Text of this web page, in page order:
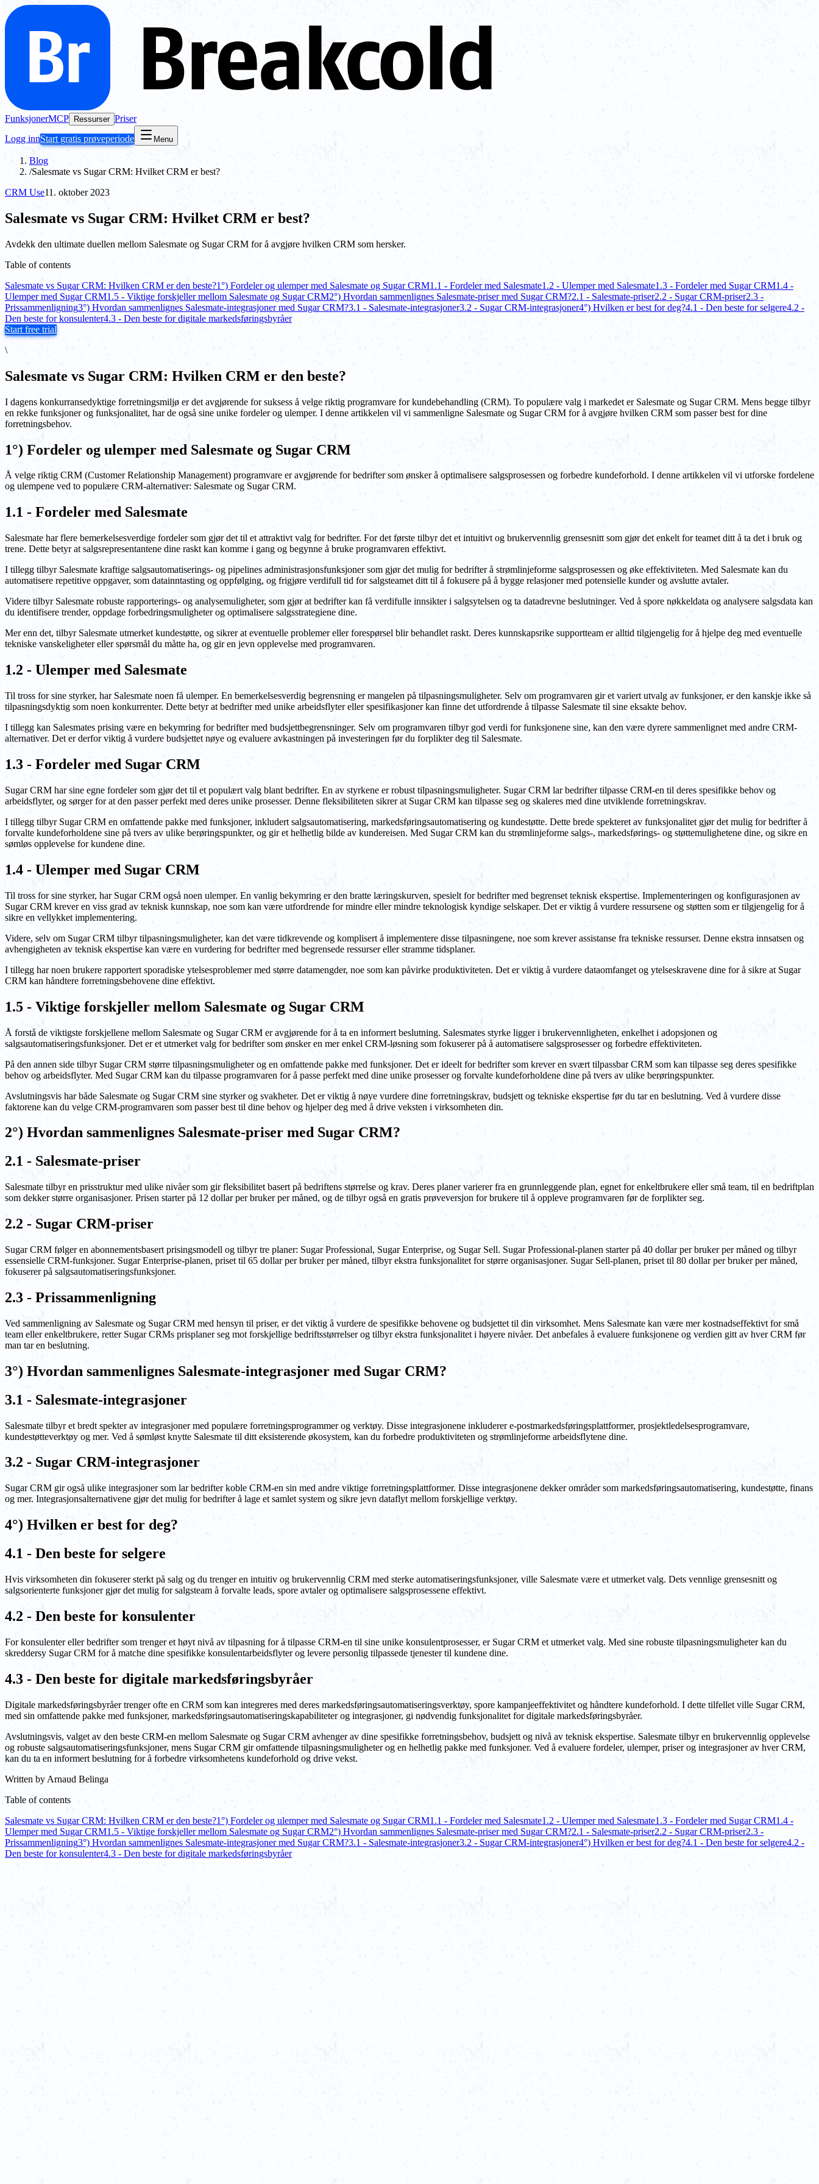
FunksjonerMCP Ressurser Priser
Logg innStart gratis prøveperiode Menu
Blog
/Salesmate vs Sugar CRM: Hvilket CRM er best?
CRM Use11. oktober 2023
Salesmate vs Sugar CRM: Hvilket CRM er best?
Avdekk den ultimate duellen mellom Salesmate og Sugar CRM for å avgjøre hvilken CRM som hersker.
Table of contents
Salesmate vs Sugar CRM: Hvilken CRM er den beste?1°) Fordeler og ulemper med Salesmate og Sugar CRM1.1 - Fordeler med Salesmate1.2 - Ulemper med Salesmate1.3 - Fordeler med Sugar CRM1.4 -
Ulemper med Sugar CRM1.5 - Viktige forskjeller mellom Salesmate og Sugar CRM2°) Hvordan sammenlignes Salesmate-priser med Sugar CRM?2.1 - Salesmate-priser2.2 - Sugar CRM-priser2.3 -
Prissammenligning3°) Hvordan sammenlignes Salesmate-integrasjoner med Sugar CRM?3.1 - Salesmate-integrasjoner3.2 - Sugar CRM-integrasjoner4°) Hvilken er best for deg?4.1 - Den beste for selgere4.2 -
Den beste for konsulenter4.3 - Den beste for digitale markedsføringsbyråer
Start free trial
\
Salesmate vs Sugar CRM: Hvilken CRM er den beste?
I dagens konkurransedyktige forretningsmiljø er det avgjørende for suksess å velge riktig programvare for kundebehandling (CRM). To populære valg i markedet er Salesmate og Sugar CRM. Mens begge tilbyr
en rekke funksjoner og funksjonalitet, har de også sine unike fordeler og ulemper. I denne artikkelen vil vi sammenligne Salesmate og Sugar CRM for å avgjøre hvilken CRM som passer best for dine
forretningsbehov.
1°) Fordeler og ulemper med Salesmate og Sugar CRM
Å velge riktig CRM (Customer Relationship Management) programvare er avgjørende for bedrifter som ønsker å optimalisere salgsprosessen og forbedre kundeforhold. I denne artikkelen vil vi utforske fordelene
og ulempene ved to populære CRM-alternativer: Salesmate og Sugar CRM.
1.1 - Fordeler med Salesmate
Salesmate har flere bemerkelsesverdige fordeler som gjør det til et attraktivt valg for bedrifter. For det første tilbyr det et intuitivt og brukervennlig grensesnitt som gjør det enkelt for teamet ditt å ta det i bruk og
trene. Dette betyr at salgsrepresentantene dine raskt kan komme i gang og begynne å bruke programvaren effektivt.
I tillegg tilbyr Salesmate kraftige salgsautomatiserings- og pipelines administrasjonsfunksjoner som gjør det mulig for bedrifter å strømlinjeforme salgsprosessen og øke effektiviteten. Med Salesmate kan du
automatisere repetitive oppgaver, som datainntasting og oppfølging, og frigjøre verdifull tid for salgsteamet ditt til å fokusere på å bygge relasjoner med potensielle kunder og avslutte avtaler.
Videre tilbyr Salesmate robuste rapporterings- og analysemuligheter, som gjør at bedrifter kan få verdifulle innsikter i salgsytelsen og ta datadrevne beslutninger. Ved å spore nøkkeldata og analysere salgsdata kan
du identifisere trender, oppdage forbedringsmuligheter og optimalisere salgsstrategiene dine.
Mer enn det, tilbyr Salesmate utmerket kundestøtte, og sikrer at eventuelle problemer eller forespørsel blir behandlet raskt. Deres kunnskapsrike supportteam er alltid tilgjengelig for å hjelpe deg med eventuelle
tekniske vanskeligheter eller spørsmål du måtte ha, og gir en jevn opplevelse med programvaren.
1.2 - Ulemper med Salesmate
Til tross for sine styrker, har Salesmate noen få ulemper. En bemerkelsesverdig begrensning er mangelen på tilpasningsmuligheter. Selv om programvaren gir et variert utvalg av funksjoner, er den kanskje ikke så
tilpasningsdyktig som noen konkurrenter. Dette betyr at bedrifter med unike arbeidsflyter eller spesifikasjoner kan finne det utfordrende å tilpasse Salesmate til sine eksakte behov.
I tillegg kan Salesmates prising være en bekymring for bedrifter med budsjettbegrensninger. Selv om programvaren tilbyr god verdi for funksjonene sine, kan den være dyrere sammenlignet med andre CRM-
alternativer. Det er derfor viktig å vurdere budsjettet nøye og evaluere avkastningen på investeringen før du forplikter deg til Salesmate.
1.3 - Fordeler med Sugar CRM
Sugar CRM har sine egne fordeler som gjør det til et populært valg blant bedrifter. En av styrkene er robust tilpasningsmuligheter. Sugar CRM lar bedrifter tilpasse CRM-en til deres spesifikke behov og
arbeidsflyter, og sørger for at den passer perfekt med deres unike prosesser. Denne fleksibiliteten sikrer at Sugar CRM kan tilpasse seg og skaleres med dine utviklende forretningskrav.
I tillegg tilbyr Sugar CRM en omfattende pakke med funksjoner, inkludert salgsautomatisering, markedsføringsautomatisering og kundestøtte. Dette brede spekteret av funksjonalitet gjør det mulig for bedrifter å
forvalte kundeforholdene sine på tvers av ulike berøringspunkter, og gir et helhetlig bilde av kundereisen. Med Sugar CRM kan du strømlinjeforme salgs-, markedsførings- og støttemulighetene dine, og sikre en
sømløs opplevelse for kundene dine.
1.4 - Ulemper med Sugar CRM
Til tross for sine styrker, har Sugar CRM også noen ulemper. En vanlig bekymring er den bratte læringskurven, spesielt for bedrifter med begrenset teknisk ekspertise. Implementeringen og konfigurasjonen av
Sugar CRM krever en viss grad av teknisk kunnskap, noe som kan være utfordrende for mindre eller mindre teknologisk kyndige selskaper. Det er viktig å vurdere ressursene og støtten som er tilgjengelig for å
sikre en vellykket implementering.
Videre, selv om Sugar CRM tilbyr tilpasningsmuligheter, kan det være tidkrevende og komplisert å implementere disse tilpasningene, noe som krever assistanse fra tekniske ressurser. Denne ekstra innsatsen og
avhengigheten av teknisk ekspertise kan være en vurdering for bedrifter med begrensede ressurser eller stramme tidsplaner.
I tillegg har noen brukere rapportert sporadiske ytelsesproblemer med større datamengder, noe som kan påvirke produktiviteten. Det er viktig å vurdere dataomfanget og ytelseskravene dine for å sikre at Sugar
CRM kan håndtere forretningsbehovene dine effektivt.
1.5 - Viktige forskjeller mellom Salesmate og Sugar CRM
Å forstå de viktigste forskjellene mellom Salesmate og Sugar CRM er avgjørende for å ta en informert beslutning. Salesmates styrke ligger i brukervennligheten, enkelhet i adopsjonen og
salgsautomatiseringsfunksjoner. Det er et utmerket valg for bedrifter som ønsker en mer enkel CRM-løsning som fokuserer på å automatisere salgsprosesser og forbedre effektiviteten.
På den annen side tilbyr Sugar CRM større tilpasningsmuligheter og en omfattende pakke med funksjoner. Det er ideelt for bedrifter som krever en svært tilpassbar CRM som kan tilpasse seg deres spesifikke
behov og arbeidsflyter. Med Sugar CRM kan du tilpasse programvaren for å passe perfekt med dine unike prosesser og forvalte kundeforholdene dine på tvers av ulike berøringspunkter.
Avslutningsvis har både Salesmate og Sugar CRM sine styrker og svakheter. Det er viktig å nøye vurdere dine forretningskrav, budsjett og tekniske ekspertise før du tar en beslutning. Ved å vurdere disse
faktorene kan du velge CRM-programvaren som passer best til dine behov og hjelper deg med å drive veksten i virksomheten din.
2°) Hvordan sammenlignes Salesmate-priser med Sugar CRM?
2.1 - Salesmate-priser
Salesmate tilbyr en prisstruktur med ulike nivåer som gir fleksibilitet basert på bedriftens størrelse og krav. Deres planer varierer fra en grunnleggende plan, egnet for enkeltbrukere eller små team, til en bedriftplan
som dekker større organisasjoner. Prisen starter på 12 dollar per bruker per måned, og de tilbyr også en gratis prøveversjon for brukere til å oppleve programvaren før de forplikter seg.
2.2 - Sugar CRM-priser
Sugar CRM følger en abonnementsbasert prisingsmodell og tilbyr tre planer: Sugar Professional, Sugar Enterprise, og Sugar Sell. Sugar Professional-planen starter på 40 dollar per bruker per måned og tilbyr
essensielle CRM-funksjoner. Sugar Enterprise-planen, priset til 65 dollar per bruker per måned, tilbyr ekstra funksjonalitet for større organisasjoner. Sugar Sell-planen, priset til 80 dollar per bruker per måned,
fokuserer på salgsautomatiseringsfunksjoner.
2.3 - Prissammenligning
Ved sammenligning av Salesmate og Sugar CRM med hensyn til priser, er det viktig å vurdere de spesifikke behovene og budsjettet til din virksomhet. Mens Salesmate kan være mer kostnadseffektivt for små
team eller enkeltbrukere, retter Sugar CRMs prisplaner seg mot forskjellige bedriftsstørrelser og tilbyr ekstra funksjonalitet i høyere nivåer. Det anbefales å evaluere funksjonene og verdien gitt av hver CRM før
man tar en beslutning.
3°) Hvordan sammenlignes Salesmate-integrasjoner med Sugar CRM?
3.1 - Salesmate-integrasjoner
Salesmate tilbyr et bredt spekter av integrasjoner med populære forretningsprogrammer og verktøy. Disse integrasjonene inkluderer e-postmarkedsføringsplattformer, prosjektledelsesprogramvare,
kundestøtteverktøy og mer. Ved å sømløst knytte Salesmate til ditt eksisterende økosystem, kan du forbedre produktiviteten og strømlinjeforme arbeidsflytene dine.
3.2 - Sugar CRM-integrasjoner
Sugar CRM gir også ulike integrasjoner som lar bedrifter koble CRM-en sin med andre viktige forretningsplattformer. Disse integrasjonene dekker områder som markedsføringsautomatisering, kundestøtte, finans
og mer. Integrasjonsalternativene gjør det mulig for bedrifter å lage et samlet system og sikre jevn dataflyt mellom forskjellige verktøy.
4°) Hvilken er best for deg?
4.1 - Den beste for selgere
Hvis virksomheten din fokuserer sterkt på salg og du trenger en intuitiv og brukervennlig CRM med sterke automatiseringsfunksjoner, ville Salesmate være et utmerket valg. Dets vennlige grensesnitt og
salgsorienterte funksjoner gjør det mulig for salgsteam å forvalte leads, spore avtaler og optimalisere salgsprosessene effektivt.
4.2 - Den beste for konsulenter
For konsulenter eller bedrifter som trenger et høyt nivå av tilpasning for å tilpasse CRM-en til sine unike konsulentprosesser, er Sugar CRM et utmerket valg. Med sine robuste tilpasningsmuligheter kan du
skreddersy Sugar CRM for å matche dine spesifikke konsulentarbeidsflyter og levere personlig tilpassede tjenester til kundene dine.
4.3 - Den beste for digitale markedsføringsbyråer
Digitale markedsføringsbyråer trenger ofte en CRM som kan integreres med deres markedsføringsautomatiseringsverktøy, spore kampanjeeffektivitet og håndtere kundeforhold. I dette tilfellet ville Sugar CRM,
med sin omfattende pakke med funksjoner, markedsføringsautomatiseringskapabiliteter og integrasjoner, gi nødvendig funksjonalitet for digitale markedsføringsbyråer.
Avslutningsvis, valget av den beste CRM-en mellom Salesmate og Sugar CRM avhenger av dine spesifikke forretningsbehov, budsjett og nivå av teknisk ekspertise. Salesmate tilbyr en brukervennlig opplevelse
og robuste salgsautomatiseringsfunksjoner, mens Sugar CRM gir omfattende tilpasningsmuligheter og en helhetlig pakke med funksjoner. Ved å evaluere fordeler, ulemper, priser og integrasjoner av hver CRM,
kan du ta en informert beslutning for å forbedre virksomhetens kundeforhold og drive vekst.
Written by Arnaud Belinga
Table of contents
Salesmate vs Sugar CRM: Hvilken CRM er den beste?1°) Fordeler og ulemper med Salesmate og Sugar CRM1.1 - Fordeler med Salesmate1.2 - Ulemper med Salesmate1.3 - Fordeler med Sugar CRM1.4 -
Ulemper med Sugar CRM1.5 - Viktige forskjeller mellom Salesmate og Sugar CRM2°) Hvordan sammenlignes Salesmate-priser med Sugar CRM?2.1 - Salesmate-priser2.2 - Sugar CRM-priser2.3 -
Prissammenligning3°) Hvordan sammenlignes Salesmate-integrasjoner med Sugar CRM?3.1 - Salesmate-integrasjoner3.2 - Sugar CRM-integrasjoner4°) Hvilken er best for deg?4.1 - Den beste for selgere4.2 -
Den beste for konsulenter4.3 - Den beste for digitale markedsføringsbyråer